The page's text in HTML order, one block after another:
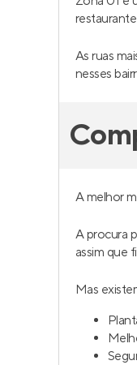
As ruas
nesses
A melhor
A procura
assim que
Mas